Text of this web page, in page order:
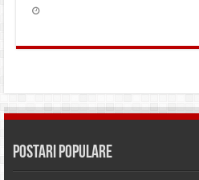
Postari Populare